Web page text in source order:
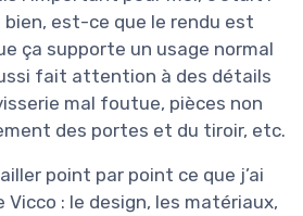
est-ce que le rendu est
ça supporte un usage normal
fait attention à des détails
mal foutue, pièces non
des portes et du tiroir, etc.
point par point ce que j’ai
Vicco : le design, les matériaux,